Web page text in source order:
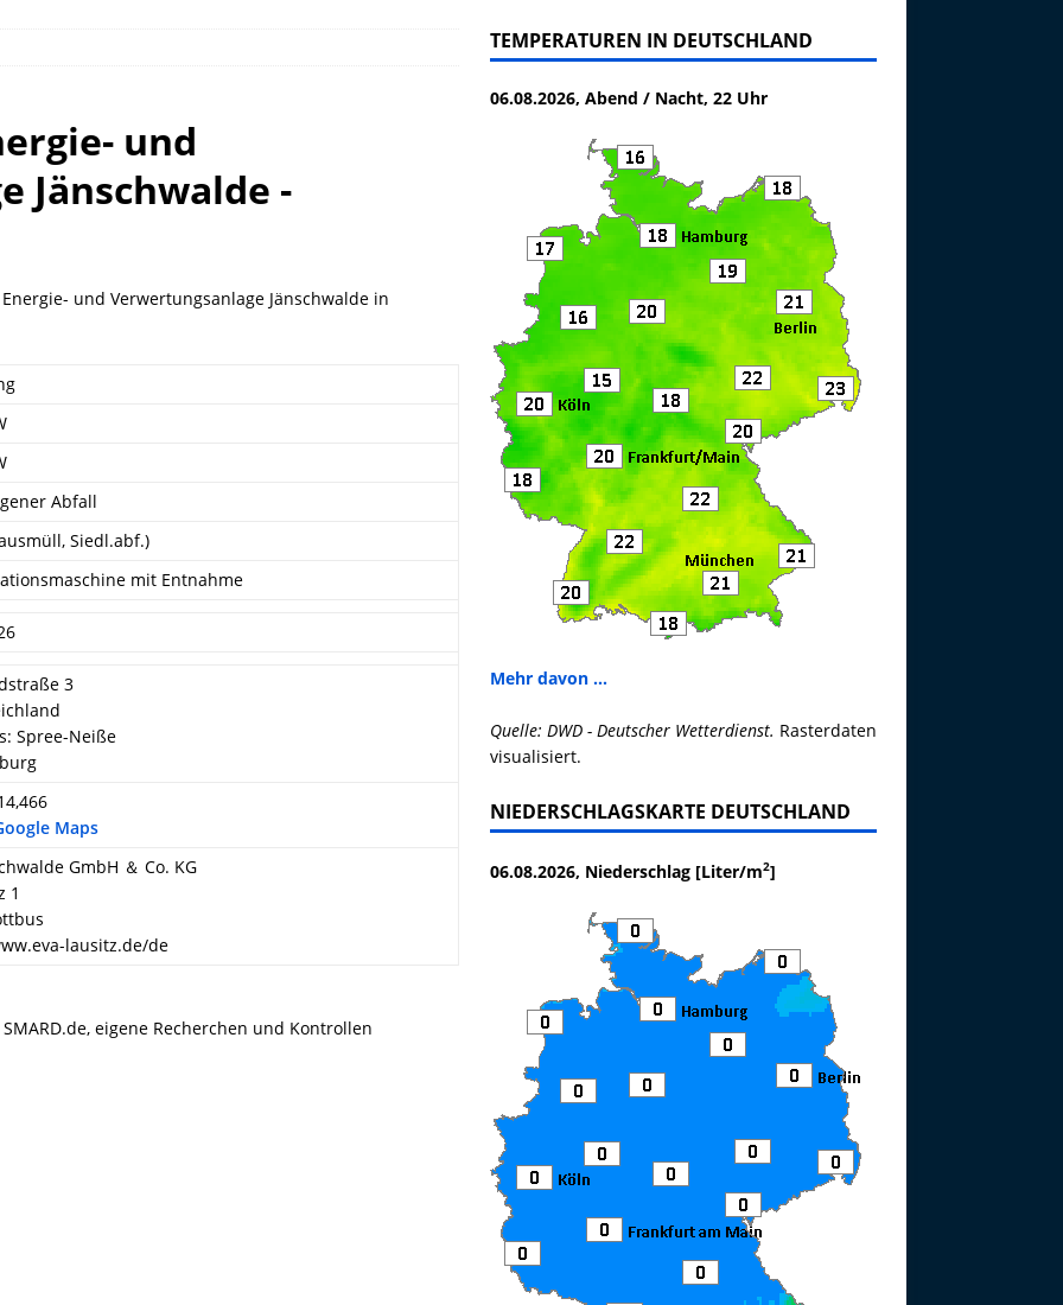
und
Jänschwalde -
und Verwertungsanlage Jänschwalde in
Abfall
Siedl.abf.)
mit Entnahme
3
Spree-Neiße
Maps
GmbH ＆ Co. KG
1
lausitz.de/de
eigene Recherchen und Kontrollen
TEMPERATUREN IN DEUTSCHLAND
06.08.2026, Abend / Nacht, 22 Uhr
Mehr davon ...
Quelle: DWD - Deutscher Wetterdienst. Rasterdaten
visualisiert.
NIEDERSCHLAGSKARTE DEUTSCHLAND
06.08.2026, Niederschlag [Liter/m2]